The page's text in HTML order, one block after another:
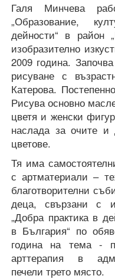
Галя Минчева
„Образование,
дейности“ в
изобразително
2009 година.
рисуване с
Катерова.
Рисува основно
цветя и женски
наслада за очите
цветове.
Тя има
с артматериали –
благотворителни
деца, свързани с
„Добра практика в
в България“ по
година на тема -
арттерапия в
печели трето място.